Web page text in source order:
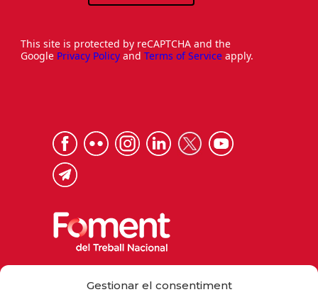
Gestionar el consentiment
This site is protected by reCAPTCHA and the
Google Privacy Policy and Terms of Service apply.